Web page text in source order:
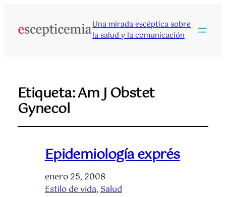
Una mirada escéptica sobre
la salud y la comunicación
Etiqueta:Am J Obstet
Gynecol
Epidemiología exprés
enero 25, 2008
Estilo de vida, Salud